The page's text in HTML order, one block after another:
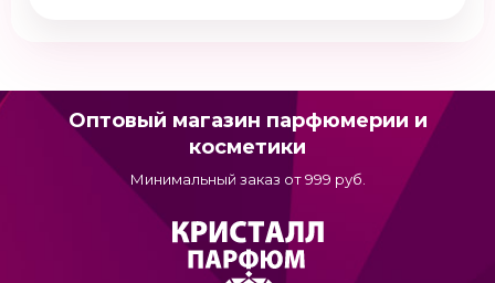
Оптовый магазин парфюмерии и
косметики
Минимальный заказ от 999 руб.